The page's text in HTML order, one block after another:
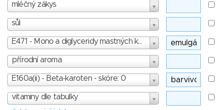
mléčný zákys
sůl
E471 - Mono a diglyceridy mastných kyselin - skóre: 1
přírodní aroma
E160a(ii) - Beta-karoten - skóre: 0
vitaminy dle tabulky